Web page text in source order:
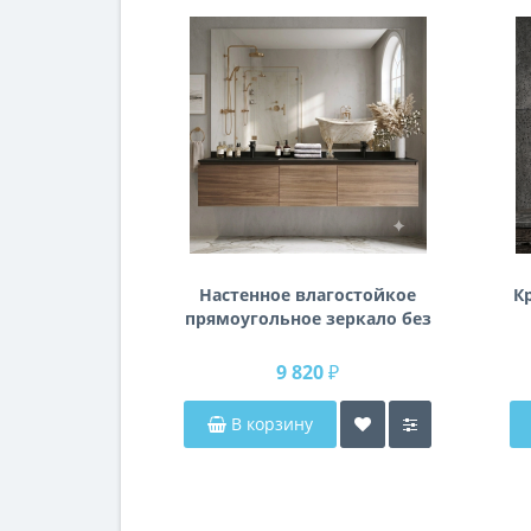
Настенное влагостойкое
прямоугольное зеркало без
см (1400 мм)
9 820 ₽
В корзину